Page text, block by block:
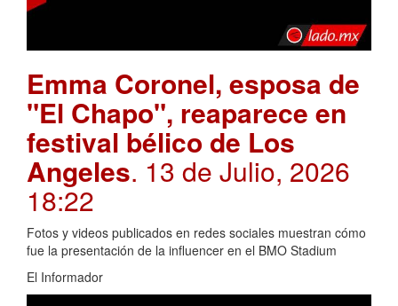
Emma Coronel, esposa de
"El Chapo", reaparece en
festival bélico de Los
Angeles. 13 de Julio, 2026
18:22
Fotos y videos publicados en redes sociales muestran cómo
fue la presentación de la influencer en el BMO Stadium
El Informador